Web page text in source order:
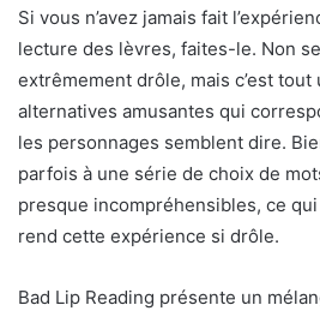
Si vous n’avez jamais fait
lecture des lèvres, faites-le. Non
extrêmement drôle, mais c’est
alternatives amusantes qui
les personnages semblent dire.
parfois à une série de choix de
presque incompréhensibles, ce
rend cette expérience si drôle.
Bad Lip Reading présente un